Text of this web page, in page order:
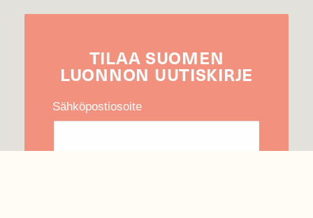
TILAA SUOMEN
LUONNON UUTIS­KIRJE
Sähköpostiosoite